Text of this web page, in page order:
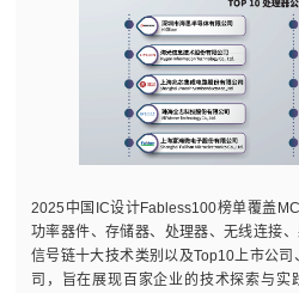
2025中国IC设计Fabless100榜单覆盖
功率器件、存储器、处理器、无线连接
信号链十大技术类别以及Top10上市公
司，旨在展现百家企业的技术探索与实